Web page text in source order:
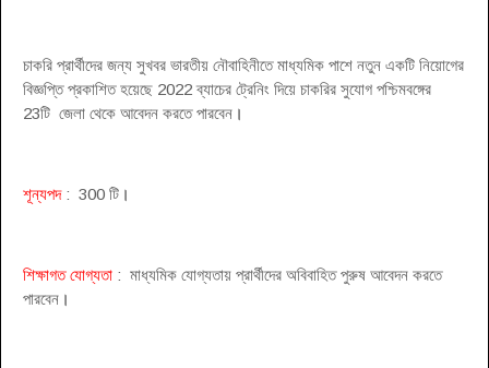
চাকরি প্রার্থীদের জন্য সুখবর ভারতীয় নৌবাহিনীতে মাধ্যমিক পাশে নতুন একটি নিয়োগের
বিজ্ঞপ্তি প্রকাশিত হয়েছে 2022 ব্যাচের ট্রেনিং দিয়ে চাকরির সুযোগ পশ্চিমবঙ্গের
23টি জেলা থেকে আবেদন করতে পারবেন ।
শূন্যপদ: 300 টি ।
শিক্ষাগত যোগ্যতা : মাধ্যমিক যোগ্যতায় প্রার্থীদের অবিবাহিত পুরুষ আবেদন করতে
পারবেন ।